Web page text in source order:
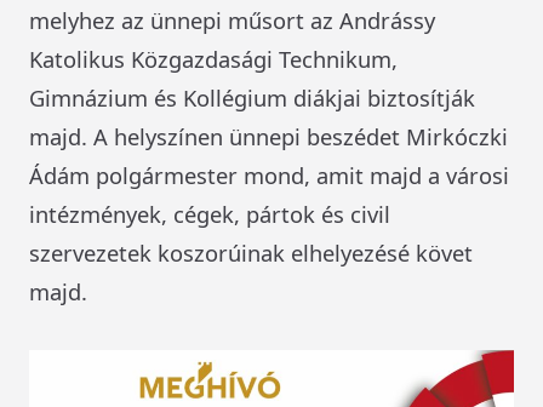
melyhez az ünnepi műsort az Andrássy
Katolikus Közgazdasági Technikum,
Gimnázium és Kollégium diákjai biztosítják
majd. A helyszínen ünnepi beszédet Mirkóczki
Ádám polgármester mond, amit majd a városi
intézmények, cégek, pártok és civil
szervezetek koszorúinak elhelyezésé követ
majd.